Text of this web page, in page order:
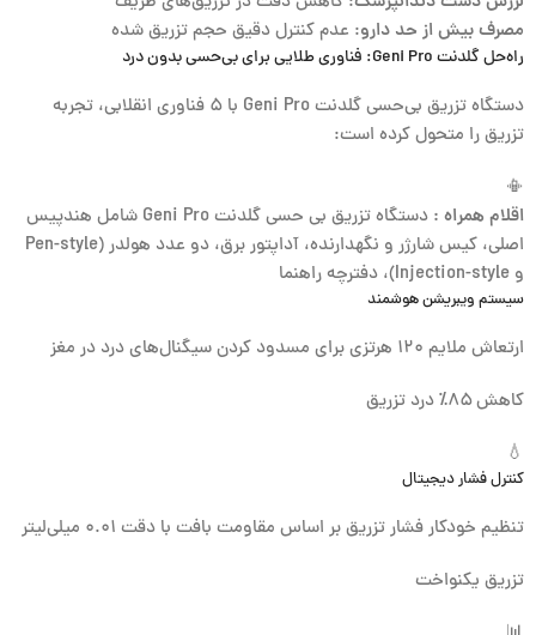
مصرف بیش از حد دارو: عدم کنترل دقیق حجم تزریق شده
راه‌حل گلدنت Geni Pro: فناوری طلایی برای بی‌حسی بدون درد
دستگاه تزریق بی‌حسیگلدنت Geni Pro
با ۵ فناوری انقلابی، تجربه
تزریق را متحول کرده است:
📳
اقلام همراه :
دستگاه تزریق بی حسی گلدنت Geni Pro شامل هندپیس
اصلی، کیس شارژر و نگهدارنده، آداپتور برق، دو عدد هولدر (Pen-style
و Injection-style)، دفترچه راهنما
سیستم ویبریشن هوشمند
ارتعاش ملایم ۱۲۰ هرتزی برای مسدود کردن سیگنال‌های درد در مغز
کاهش ۸۵٪ درد تزریق
💧
کنترل فشار دیجیتال
تنظیم خودکار فشار تزریق بر اساس مقاومت بافت با دقت ۰.۰۱ میلی‌لیتر
تزریق یکنواخت